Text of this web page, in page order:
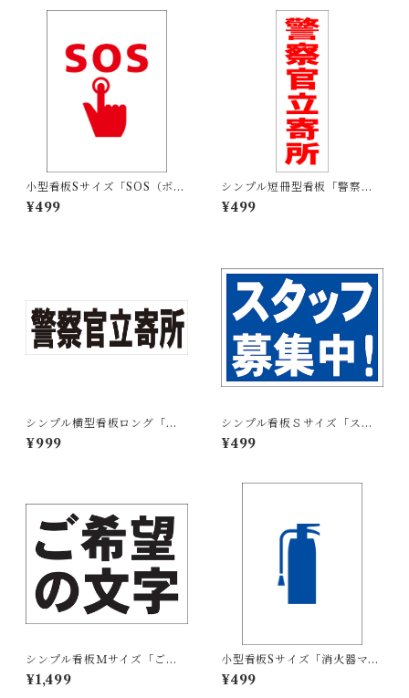
小型看板Sサイズ「SOS（ボタ
ン）マーク（赤）」 屋外可
【その他・マーク】
¥499
シンプル短冊型看板「警察官
立寄所（赤）」【防犯・防
災】屋外可
¥499
シンプル横型看板ロング「警
察官立寄所（黒）」【防犯・
防災】屋外可
¥999
シンプル看板Ｓサイズ「スタ
ッフ募集中」【工場・現場】
屋外可
¥499
シンプル看板Ｍサイズ「ご希
望の文字横型（黒字）」【オ
リジナル・オーダー】屋外可
¥1,499
小型看板Sサイズ「消火器マー
ク（青）」 屋外可【その他・
マーク】
¥499